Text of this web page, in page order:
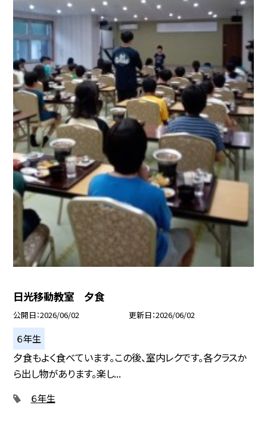
日光移動教室 夕食
公開日 2026/06/02 更新日 2026/06/02
６年生
夕食もよく食べています。この後、室内レクです。各クラスか
ら出し物があります。楽し...
６年生